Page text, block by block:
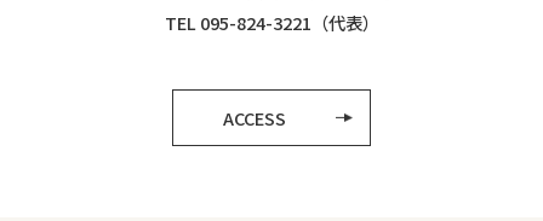
TEL 095-824-3221（代表）
ACCESS